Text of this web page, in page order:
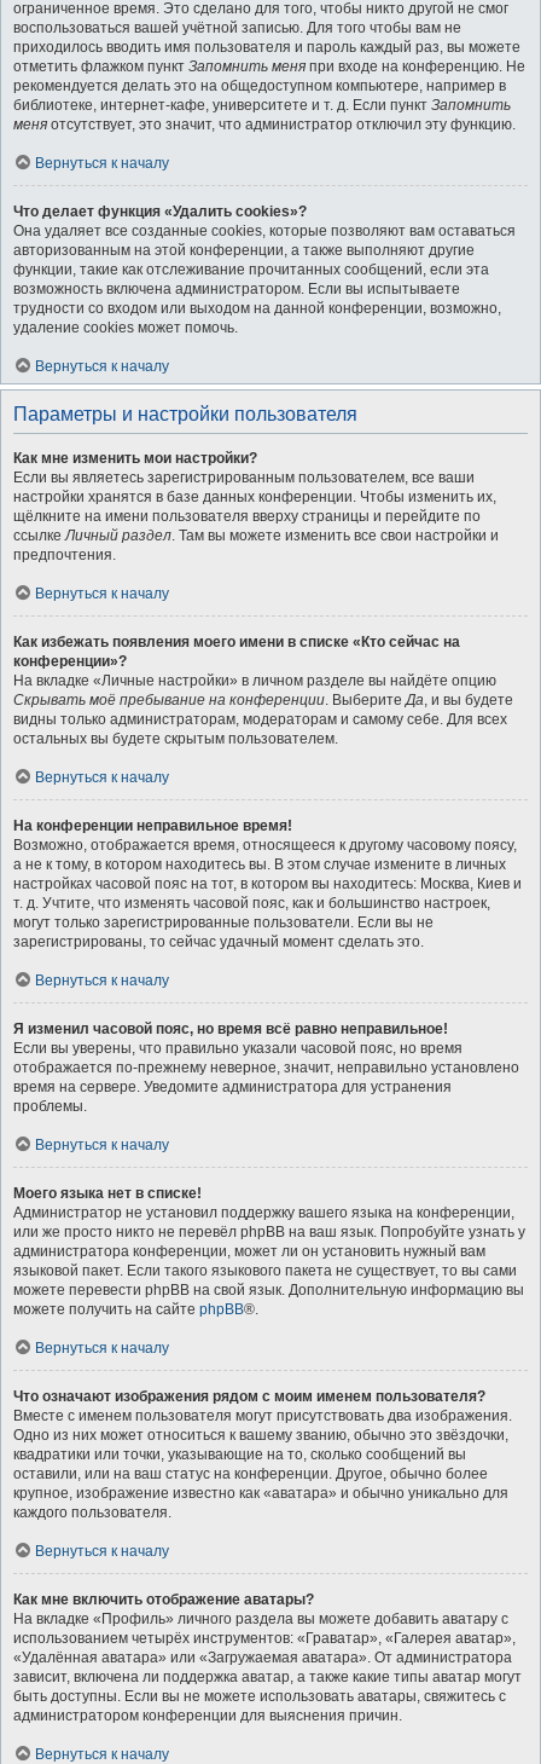
ограниченное время. Это сделано для того, чтобы никто другой не смог
воспользоваться вашей учётной записью. Для того чтобы вам не
приходилось вводить имя пользователя и пароль каждый раз, вы можете
отметить флажком пункт Запомнить меня при входе на конференцию. Не
рекомендуется делать это на общедоступном компьютере, например в
библиотеке, интернет-кафе, университете и т. д. Если пункт Запомнить
меня отсутствует, это значит, что администратор отключил эту функцию.
Вернуться к началу
Что делает функция «Удалить cookies»?
Она удаляет все созданные cookies, которые позволяют вам оставаться
авторизованным на этой конференции, а также выполняют другие
функции, такие как отслеживание прочитанных сообщений, если эта
возможность включена администратором. Если вы испытываете
трудности со входом или выходом на данной конференции, возможно,
удаление cookies может помочь.
Вернуться к началу
Параметры и настройки пользователя
Как мне изменить мои настройки?
Если вы являетесь зарегистрированным пользователем, все ваши
настройки хранятся в базе данных конференции. Чтобы изменить их,
щёлкните на имени пользователя вверху страницы и перейдите по
ссылкеЛичный раздел. Там вы можете изменить все свои настройки и
предпочтения.
Вернуться к началу
Как избежать появления моего имени в списке «Кто сейчас на
конференции»?
На вкладке «Личные настройки» в личном разделе вы найдёте опцию
Скрывать моё пребывание на конференции. ВыберитеДа, и вы будете
видны только администраторам, модераторам и самому себе. Для всех
остальных вы будете скрытым пользователем.
Вернуться к началу
На конференции неправильное время!
Возможно, отображается время, относящееся к другому часовому поясу,
а не к тому, в котором находитесь вы. В этом случае измените в личных
настройках часовой пояс на тот, в котором вы находитесь: Москва, Киев и
т. д. Учтите, что изменять часовой пояс, как и большинство настроек,
могут только зарегистрированные пользователи. Если вы не
зарегистрированы, то сейчас удачный момент сделать это.
Вернуться к началу
Я изменил часовой пояс, но время всё равно неправильное!
Если вы уверены, что правильно указали часовой пояс, но время
отображается по-прежнему неверное, значит, неправильно установлено
время на сервере. Уведомите администратора для устранения
проблемы.
Вернуться к началу
Моего языка нет в списке!
Администратор не установил поддержку вашего языка на конференции,
или же просто никто не перевёл phpBB на ваш язык. Попробуйте узнать у
администратора конференции, может ли он установить нужный вам
языковой пакет. Если такого языкового пакета не существует, то вы сами
можете перевести phpBB на свой язык. Дополнительную информацию вы
можете получить на сайте phpBB®.
Вернуться к началу
Что означают изображения рядом с моим именем пользователя?
Вместе с именем пользователя могут присутствовать два изображения.
Одно из них может относиться к вашему званию, обычно это звёздочки,
квадратики или точки, указывающие на то, сколько сообщений вы
оставили, или на ваш статус на конференции. Другое, обычно более
крупное, изображение известно как «аватара» и обычно уникально для
каждого пользователя.
Вернуться к началу
Как мне включить отображение аватары?
На вкладке «Профиль» личного раздела вы можете добавить аватару с
использованием четырёх инструментов: «Граватар», «Галерея аватар»,
«Удалённая аватара» или «Загружаемая аватара». От администратора
зависит, включена ли поддержка аватар, а также какие типы аватар могут
быть доступны. Если вы не можете использовать аватары, свяжитесь с
администратором конференции для выяснения причин.
Вернуться к началу